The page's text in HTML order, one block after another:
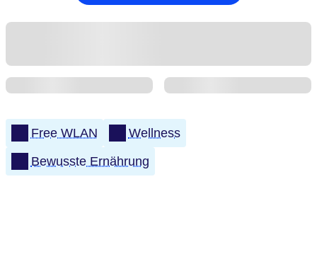
Free WLAN
Wellness
Bewusste Ernährung